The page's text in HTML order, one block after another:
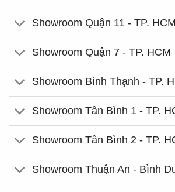
Showroom Quận 11 - TP. HCM
Showroom Quận 7 - TP. HCM
Showroom Bình Thạnh - TP.
Showroom Tân Bình 1 - TP.
Showroom Tân Bình 2 - TP.
Showroom Thuận An - Bình